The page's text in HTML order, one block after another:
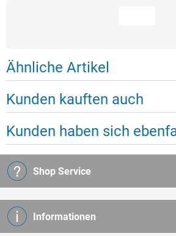
Ähnliche Artikel
Kunden kauften auch
Kunden haben sich
Shop Service
Informationen